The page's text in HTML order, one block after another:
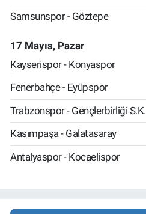
Samsunspor - Göztepe
17 Mayıs, Pazar
Kayserispor - Konyaspor
Fenerbahçe - Eyüpspor
Trabzonspor - Gençlerbirliği S.K.
Kasımpaşa - Galatasaray
Antalyaspor - Kocaelispor